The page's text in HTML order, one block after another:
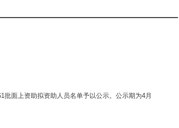
面上资助拟资助人员名单予以公示。公示期为4月